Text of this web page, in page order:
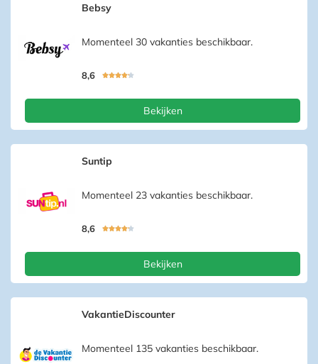
Bebsy
Momenteel 30 vakanties beschikbaar.
8,6 
Bekijken
Suntip
Momenteel 23 vakanties beschikbaar.
8,6 
Bekijken
VakantieDiscounter
Momenteel 135 vakanties beschikbaar.